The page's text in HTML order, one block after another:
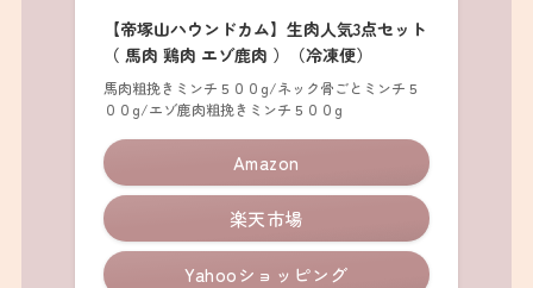
【帝塚山ハウンドカム】生肉人気3点セット
（ 馬肉 鶏肉 エゾ鹿肉 ）（冷凍便）
馬肉粗挽きミンチ５００g/ネック骨ごとミンチ５
００g/エゾ鹿肉粗挽きミンチ５００g
Amazon
楽天市場
Yahooショッピング